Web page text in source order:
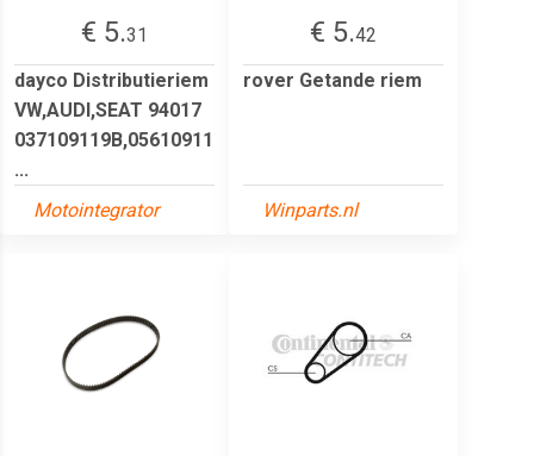
€ 5.31
dayco Distributieriem
VW,AUDI,SEAT 94017
037109119B,05610911
...
Motointegrator
€ 5.42
rover Getande riem
Winparts.nl